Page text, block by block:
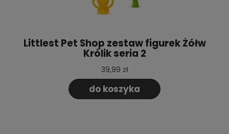
Littlest Pet Shop zestaw figurek Żółw
Królik seria 2
39,99 zł
do koszyka